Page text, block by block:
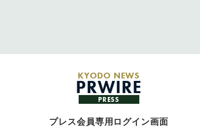
KYODO NEWS
PRWIRE
PRESS
プレス会員専用ログイン画面